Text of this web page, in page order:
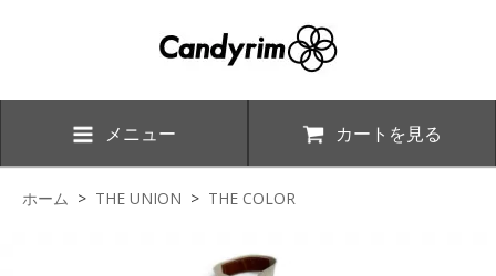
メニュー カートを見る
ホーム > THE UNION > THE COLOR